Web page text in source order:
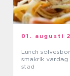
01. augusti
Lunch
smakrik vardag
stad